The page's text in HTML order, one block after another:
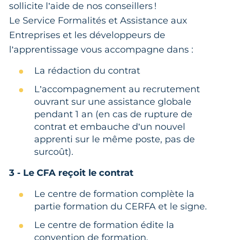
sollicite l’aide de nos conseillers !
Le Service Formalités et Assistance aux
Entreprises et les développeurs de
l’apprentissage vous accompagne dans :
La rédaction du contrat
L’accompagnement au recrutement
ouvrant sur une assistance globale
pendant 1 an (en cas de rupture de
contrat et embauche d’un nouvel
apprenti sur le même poste, pas de
surcoût).
3 - Le CFA reçoit le contrat
Le centre de formation complète la
partie formation du CERFA et le signe.
Le centre de formation édite la
convention de formation.